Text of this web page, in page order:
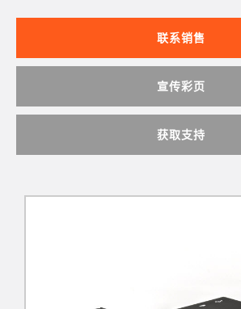
联系销售
宣传彩页
获取支持